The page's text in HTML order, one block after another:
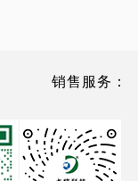
销售服务：